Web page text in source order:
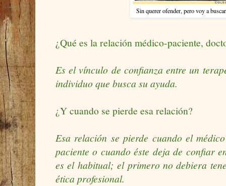
Sin querer ofender, pero voy a
¿Qué es la relación médico-paciente,
Es el vínculo de confianza entre un
individuo que busca su ayuda.
¿Y cuando se pierde esa relación?
Esa relación se pierde cuando el
paciente o cuando éste deja de confiar
es el habitual; el primero no debiera
ética profesional.